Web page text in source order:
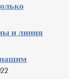
и линия